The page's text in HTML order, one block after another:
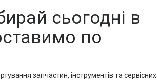
сьогодні в
по
запчастин, інструментів та сервісних